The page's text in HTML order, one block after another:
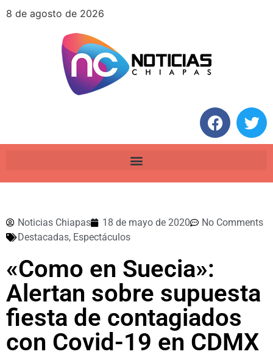
8 de agosto de 2026
Noticias Chiapas 18 de mayo de 2020
No Comments
Destacadas, Espectáculos
«Como en Suecia»:
Alertan sobre supuesta
fiesta de contagiados
con Covid-19 en CDMX